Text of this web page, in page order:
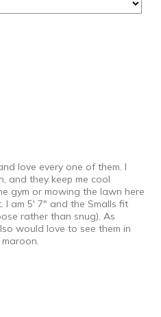
love every one of them. I
and they keep me cool
gym or mowing the lawn here
I am 5' 7" and the Smalls fit
rather than snug). As
would love to see them in